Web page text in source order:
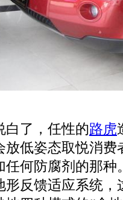
了，任性的路虎
放低姿态取悦消
任何防腐剂的那
形反馈适应系统